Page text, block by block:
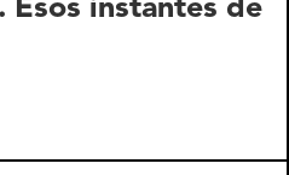
Esos instantes de